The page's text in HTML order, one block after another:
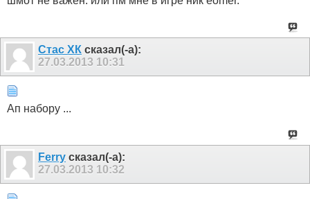
Стас ХК сказал(-а):
27.03.2013 10:31
Ап набору ...
Ferry сказал(-а):
27.03.2013 10:32